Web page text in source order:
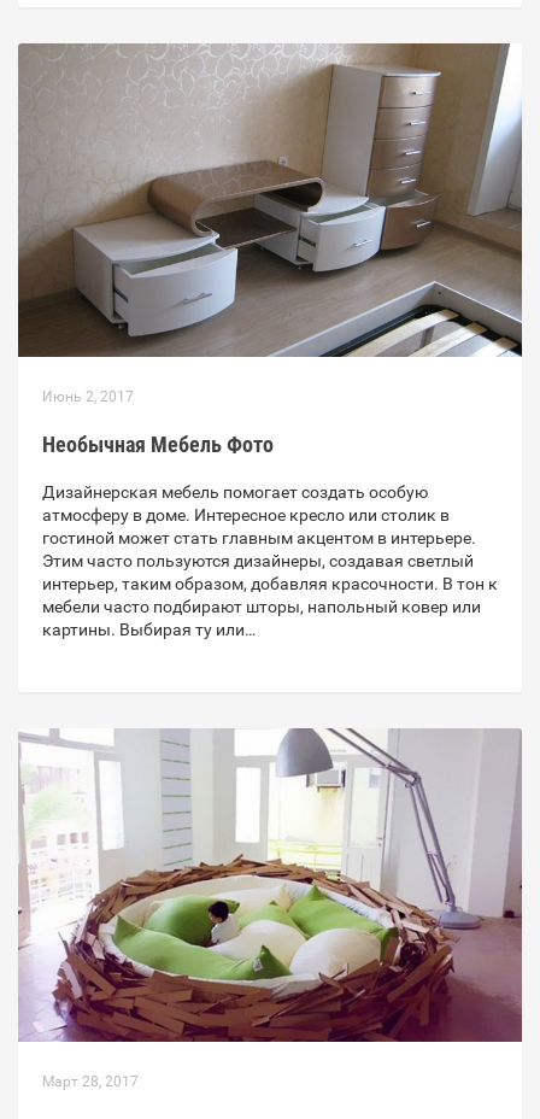
Июнь 2, 2017
Необычная Мебель Фото
Дизайнерская мебель помогает создать особую
атмосферу в доме. Интересное кресло или столик в
гостиной может стать главным акцентом в интерьере.
Этим часто пользуются дизайнеры, создавая светлый
интерьер, таким образом, добавляя красочности. В тон к
мебели часто подбирают шторы, напольный ковер или
картины. Выбирая ту или…
Март 28, 2017